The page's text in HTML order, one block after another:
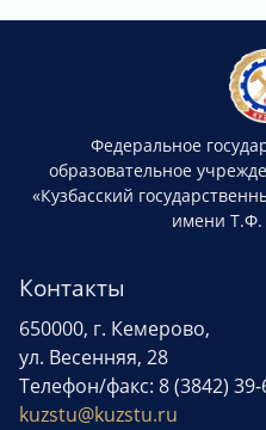
Федеральное
образовательное
«Кузбасский
имени Т.Ф.
Контакты
650000, г. Кемерово,
ул. Весенняя, 28
Телефон/факс: 8 (3842) 39-
kuzstu@kuzstu.ru